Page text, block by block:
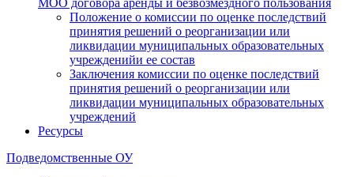
МОО договора аренды и безвозмездного пользования
Положение о комиссии по оценке последствий
принятия решений о реорганизации или
ликвидации муниципальных образовательных
учрежденийи ее состав
Заключения комиссии по оценке последствий
принятия решений о реорганизации или
ликвидации муниципальных образовательных
учреждений
Ресурсы
Подведомственные ОУ